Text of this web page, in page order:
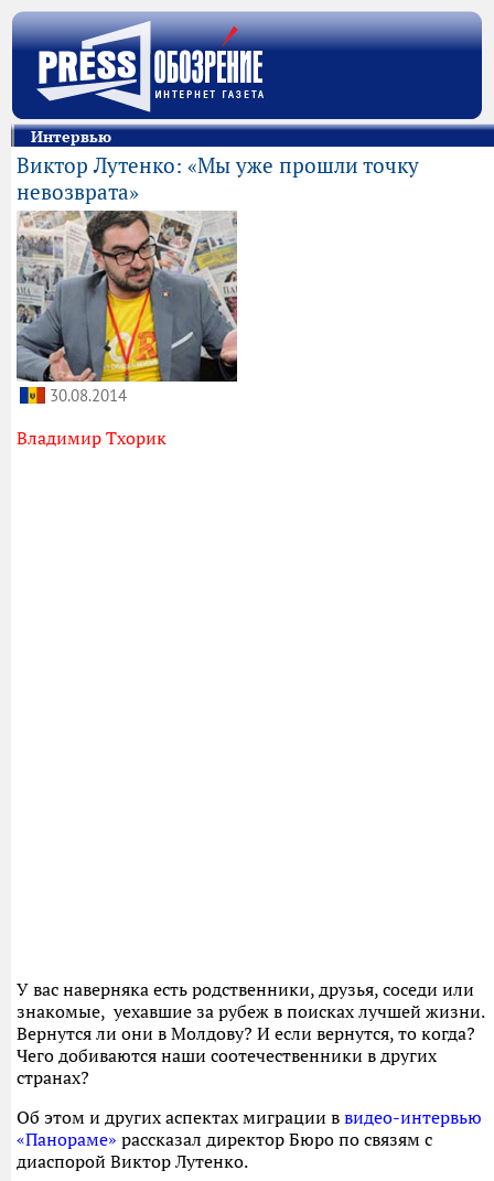
Интервью
Виктор Лутенко: «Мы уже прошли точку
невозврата»
30.08.2014
Владимир Тхорик
У вас наверняка есть родственники, друзья, соседи или
знакомые, уехавшие за рубеж в поисках лучшей жизни.
Вернутся ли они в Молдову? И если вернутся, то когда?
Чего добиваются наши соотечественники в других
странах?
Об этом и других аспектах миграции в видео-интервью
«Панораме» рассказал директор Бюро по связям с
диаспорой Виктор Лутенко.